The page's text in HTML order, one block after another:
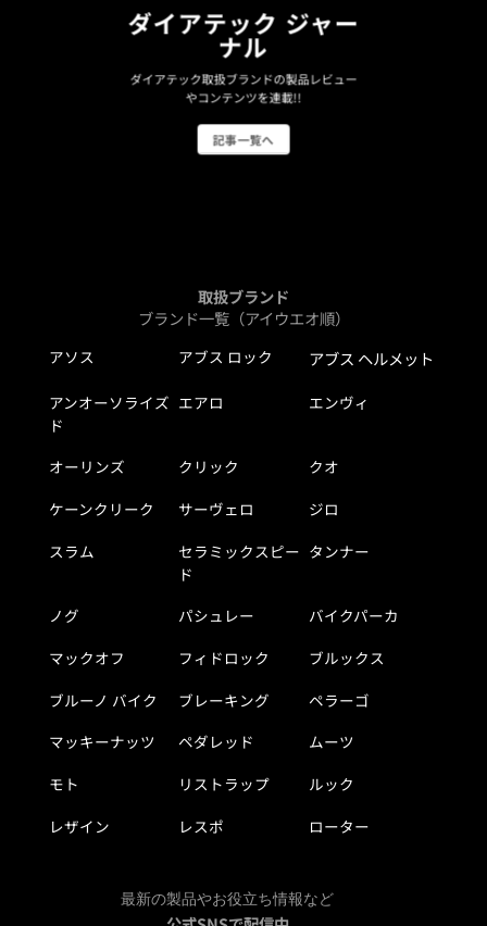
ダイアテック ジャー
ナル
ダイアテック取扱ブランドの製品レビュー
やコンテンツを連載!!
記事一覧へ
取扱ブランド
ブランド一覧（アイウエオ順）
アソス アブス ロック アブス ヘルメット
アンオーソライズ
ド
エアロ エンヴィ
オーリンズ クリック
クオ
ケーンクリーク
サーヴェロ
ジロ
スラム
セラミックスピー
ド
タンナー
ノグ パシュレー
バイクパーカ
マックオフ
フィドロック
ブルックス
ブルーノ バイク
ブレーキング
ペラーゴ
マッキーナッツ
ペダレッド
ムーツ
モト
リストラップ
ルック
レザイン
レスポ ローター
最新の製品やお役立ち情報など